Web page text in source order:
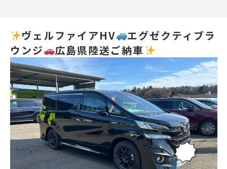
ヴェルファイアHV
エグゼクティブラ
ウンジ
広島県陸送ご納車